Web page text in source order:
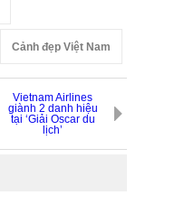
Cảnh đẹp Việt Nam
Vietnam Airlines
giành 2 danh hiệu
tại ‘Giải Oscar du
lịch’